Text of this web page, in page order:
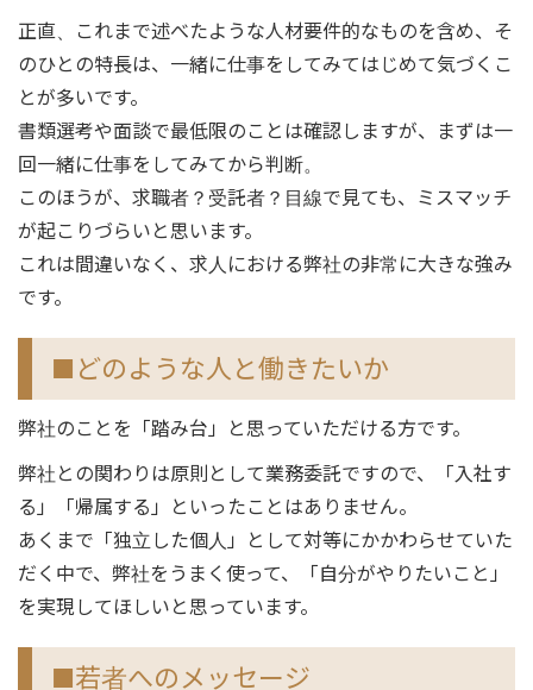
正直、これまで述べたような人材要件的なものを含め、そ
のひとの特長は、一緒に仕事をしてみてはじめて気づくこ
とが多いです。
書類選考や面談で最低限のことは確認しますが、まずは一
回一緒に仕事をしてみてから判断。
このほうが、求職者？受託者？目線で見ても、ミスマッチ
が起こりづらいと思います。
これは間違いなく、求人における弊社の非常に大きな強み
です。
■どのような人と働きたいか
弊社のことを「踏み台」と思っていただける方です。
弊社との関わりは原則として業務委託ですので、「入社す
る」「帰属する」といったことはありません。
あくまで「独立した個人」として対等にかかわらせていた
だく中で、弊社をうまく使って、「自分がやりたいこと」
を実現してほしいと思っています。
■若者へのメッセージ